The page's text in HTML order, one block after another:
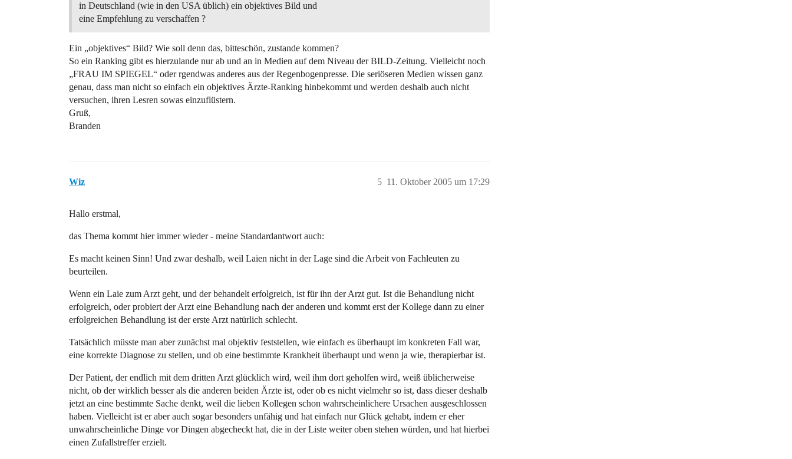
in Deutschland (wie in den USA üblich) ein objektives Bild und
eine Empfehlung zu verschaffen ?
Ein „objektives“ Bild? Wie soll denn das, bitteschön, zustande kommen?
So ein Ranking gibt es hierzulande nur ab und an in Medien auf dem Niveau der BILD-Zeitung. Vielleicht noch
„FRAU IM SPIEGEL“ oder rgendwas anderes aus der Regenbogenpresse. Die seriöseren Medien wissen ganz
genau, dass man nicht so einfach ein objektives Ärzte-Ranking hinbekommt und werden deshalb auch nicht
versuchen, ihren Lesren sowas einzuflüstern.
Gruß,
Branden
Wiz 11. Oktober 2005 um 17:29
5
Hallo erstmal,
das Thema kommt hier immer wieder - meine Standardantwort auch:
Es macht keinen Sinn! Und zwar deshalb, weil Laien nicht in der Lage sind die Arbeit von Fachleuten zu
beurteilen.
Wenn ein Laie zum Arzt geht, und der behandelt erfolgreich, ist für ihn der Arzt gut. Ist die Behandlung nicht
erfolgreich, oder probiert der Arzt eine Behandlung nach der anderen und kommt erst der Kollege dann zu einer
erfolgreichen Behandlung ist der erste Arzt natürlich schlecht.
Tatsächlich müsste man aber zunächst mal objektiv feststellen, wie einfach es überhaupt im konkreten Fall war,
eine korrekte Diagnose zu stellen, und ob eine bestimmte Krankheit überhaupt und wenn ja wie, therapierbar ist.
Der Patient, der endlich mit dem dritten Arzt glücklich wird, weil ihm dort geholfen wird, weiß üblicherweise
nicht, ob der wirklich besser als die anderen beiden Ärzte ist, oder ob es nicht vielmehr so ist, dass dieser deshalb
jetzt an eine bestimmte Sache denkt, weil die lieben Kollegen schon wahrscheinlichere Ursachen ausgeschlossen
haben. Vielleicht ist er aber auch sogar besonders unfähig und hat einfach nur Glück gehabt, indem er eher
unwahrscheinliche Dinge vor Dingen abgecheckt hat, die in der Liste weiter oben stehen würden, und hat hierbei
einen Zufallstreffer erzielt.